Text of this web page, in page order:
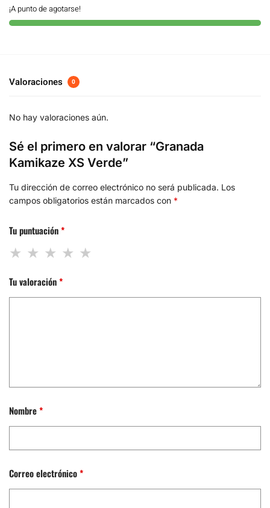
¡A punto de agotarse!
Valoraciones 0
No hay valoraciones aún.
Sé el primero en valorar “Granada
Kamikaze XS Verde”
Tu dirección de correo electrónico no será publicada. Los
campos obligatorios están marcados con *
Tu puntuación*
Tu valoración*
Nombre*
Correo electrónico*